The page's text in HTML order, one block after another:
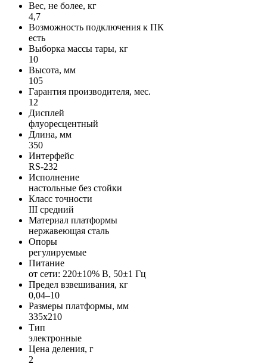
Вес, не более, кг
4,7
Возможность подключения к ПК
есть
Выборка массы тары, кг
10
Высота, мм
105
Гарантия производителя, мес.
12
Дисплей
флуоресцентный
Длина, мм
350
Интерфейс
RS-232
Исполнение
настольные без стойки
Класс точности
III средний
Материал платформы
нержавеющая сталь
Опоры
регулируемые
Питание
от сети: 220±10% В, 50±1 Гц
Предел взвешивания, кг
0,04–10
Размеры платформы, мм
335х210
Тип
электронные
Цена деления, г
2